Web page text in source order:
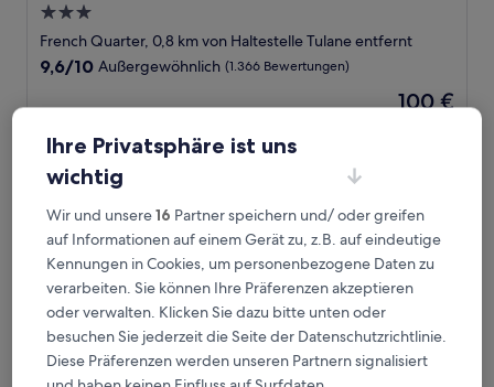
3.0-
Sterne-
Unterkunft
French Quarter, 0,8 km von Haltestelle Tulane entfernt
9.6
10,
(1.366
9,6/10 Außergewöhnlich (1.366 Bewertungen)
Der
100 €
Drury Plaza Hotel New Orleans
Ihre Privatsphäre ist uns
wichtig
Wir und unsere16 Partner speichern und/ oder greifen
auf Informationen auf einem Gerät zu, z.B. auf eindeutige
Kennungen in Cookies, um personenbezogene Daten zu
verarbeiten. Sie können Ihre Präferenzen akzeptieren
oder verwalten. Klicken Sie dazu bitte unten oder
besuchen Sie jederzeit die Seite der Datenschutzrichtlinie.
Diese Präferenzen werden unseren Partnern signalisiert